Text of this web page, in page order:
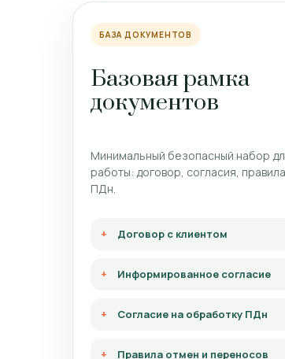
БАЗА ДОКУМЕНТОВ
Базовая рамка
документов
Минимальный безопасный набор
работы: договор, согласия,
ПДн.
Договор с клиентом
Информированное согласие
Согласие на обработку ПДн
Правила отмен и переносов